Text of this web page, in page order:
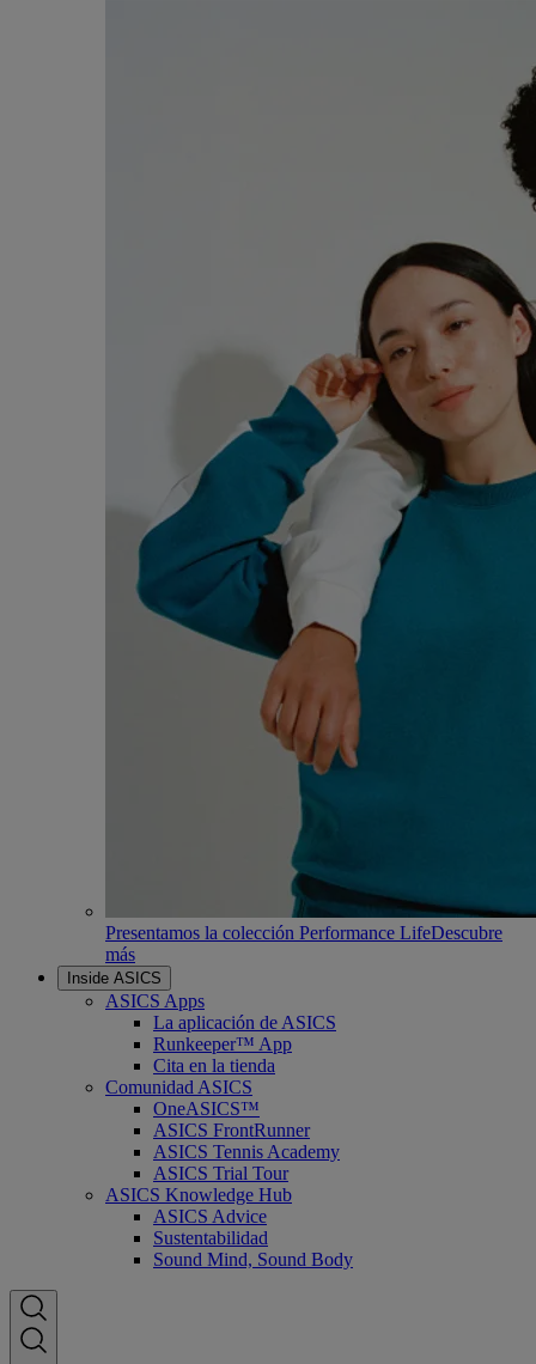
Presentamos la colección Performance LifeDescubre
más
Inside ASICS
ASICS Apps
La aplicación de ASICS
Runkeeper™ App
Cita en la tienda
Comunidad ASICS
OneASICS™
ASICS FrontRunner
ASICS Tennis Academy
ASICS Trial Tour
ASICS Knowledge Hub
ASICS Advice
Sustentabilidad
Sound Mind, Sound Body